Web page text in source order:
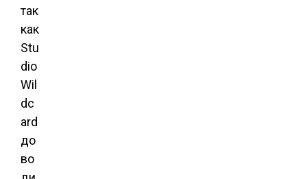
так
как
Stu
dio
Wil
dc
ard
до
во